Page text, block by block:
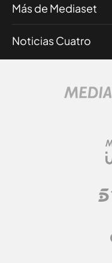
Más de Mediaset
Noticias Cuatro